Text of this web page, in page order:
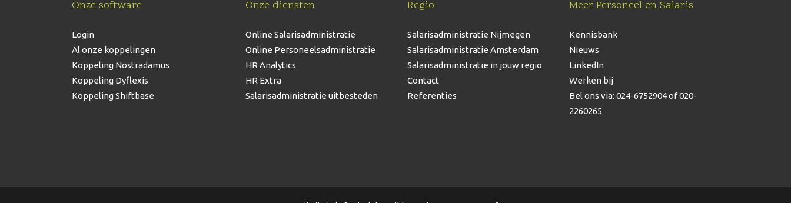
Onze software
Login
Al onze koppelingen
Koppeling Nostradamus
Koppeling Dyflexis
Koppeling Shiftbase
Onze diensten
Online Salarisadministratie
Online Personeelsadministratie
HR Analytics
HR Extra
Salarisadministratie uitbesteden
Regio
Salarisadministratie Nijmegen
Salarisadministratie Amsterdam
Salarisadministratie in jouw regio
Contact
Referenties
Meer Personeel en Salaris
Kennisbank
Nieuws
LinkedIn
Werken bij
Bel ons via: 024-6752904of 020-
2260265